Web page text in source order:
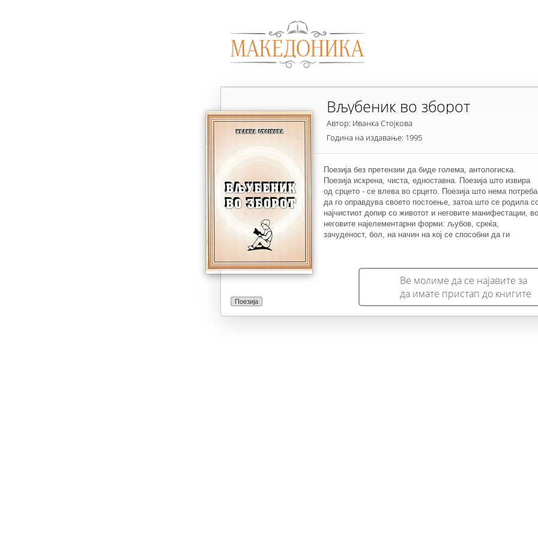
Поезија
Вљубеник во зборот
Автор: Иванка Стојкова
Година на издавање: 1995
Поезија без претензии да биде голема, антологиска.
Поезија искрена, чиста, едноставна. Поезија што извира
од срцето - се влева во срцето. Поезија што нема потреба
да го оправдува своето постоење, затоа што се родила
најчистиот допир со животот и неговите манифестации, во
неговите најелементарни форми: љубов, среќа,
зачуденост, бол, на начин на кој се способни да ги
Ве молиме да се најавите за
да имате пристап до книгите